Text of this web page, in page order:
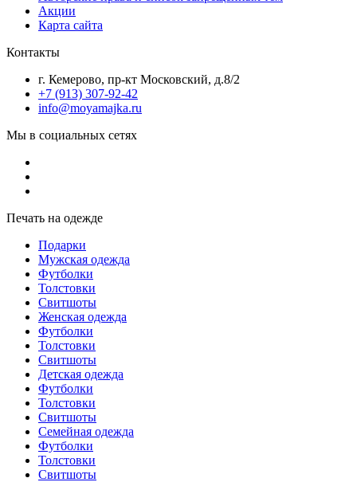
Акции
Карта сайта
Контакты
г. Кемерово, пр-кт Московский, д.8/2
+7 (913) 307-92-42
info@moyamajka.ru
Мы в социальных сетях
Печать на одежде
Подарки
Мужская одежда
Футболки
Толстовки
Свитшоты
Женская одежда
Футболки
Толстовки
Свитшоты
Детская одежда
Футболки
Толстовки
Свитшоты
Семейная одежда
Футболки
Толстовки
Свитшоты